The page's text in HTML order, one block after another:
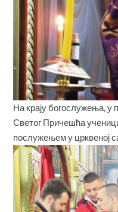
На крају богослужења, у
Светог Причешћа
послужењем у црквеној